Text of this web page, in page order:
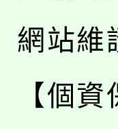
網站維
【個資